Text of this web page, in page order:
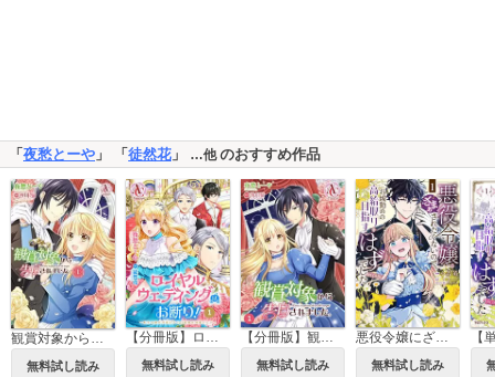
「 夜愁とーや 」 「 徒然花」 …他のおすすめ作品
無料試し読み
【分冊版】ロイヤルウェディングはお断り！ ～転生令嬢は冷血王子との結婚を回避したい～
無料試し読み
【分冊版】観賞対象から告白されました。
無料試し読み
悪役令嬢にざまぁされたくないので、お城勤めの高給取りを目指すはずでした@COMIC
無料試し読み